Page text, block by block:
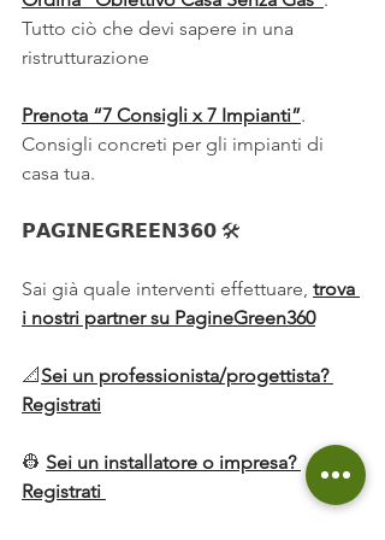
Tutto ciò che devi sapere in una
ristrutturazione
Prenota “7 Consigli x 7 Impianti”.
Consigli concreti per gli impianti di
casa tua.
𝗣𝗔𝗚𝗜𝗡𝗘𝗚𝗥𝗘𝗘𝗡𝟯𝟲𝟬 🛠️
Sai già quale interventi effettuare, trova
i nostri partner su PagineGreen360
📐 Sei un professionista/progettista?
Registrati
👷 Sei un installatore o impresa?
Registrati